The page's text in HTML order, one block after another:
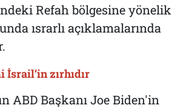
Refah bölgesine yönelik
ısrarlı açıklamalarında
zırhıdır
ABD Başkanı Joe Biden'in